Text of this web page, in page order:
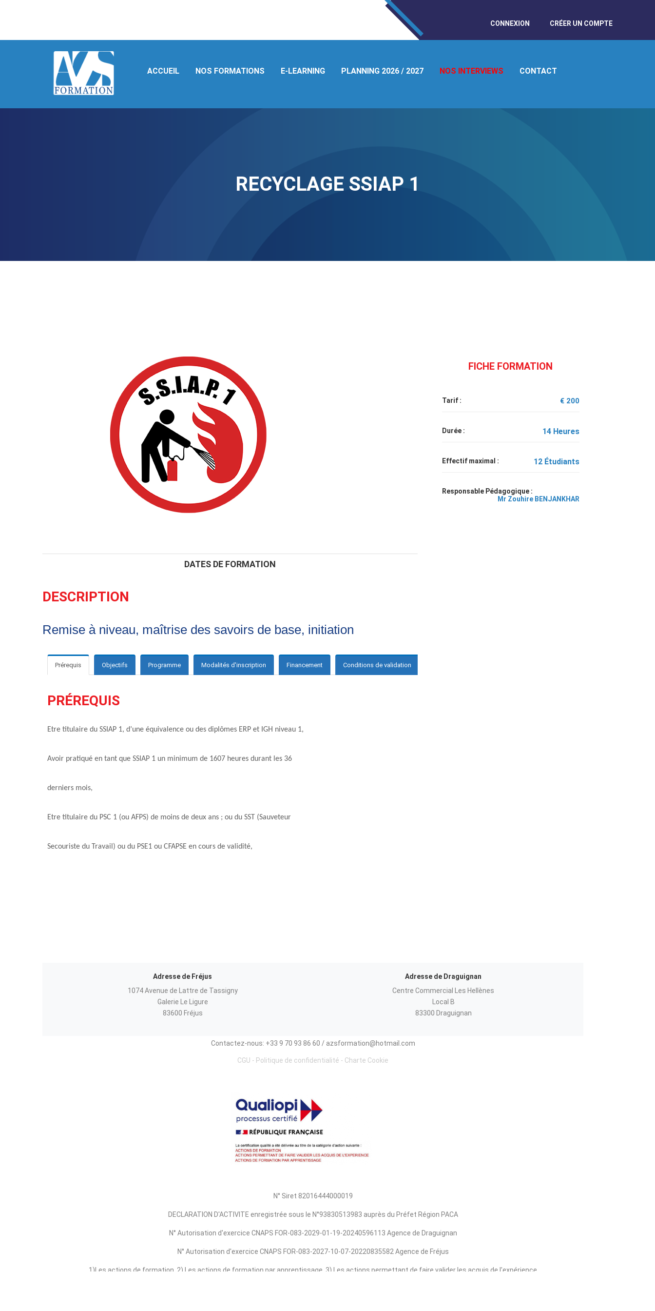
CONNEXION
CRÉER UN COMPTE
ACCUEIL NOS FORMATIONS E-LEARNING PLANNING 2026 / 2027 NOS INTERVIEWS CONTACT
RECYCLAGE SSIAP 1
DATES DE FORMATION
DESCRIPTION
Remise à niveau, maîtrise des savoirs de base, initiation
Prérequis Objectifs Programme Modalités d'inscription Financement Conditions de validation
PRÉREQUIS
Etre titulaire du SSIAP 1, d’une équivalence ou des diplômes ERP et IGH niveau 1,
Avoir pratiqué en tant que SSIAP 1 un minimum de 1607 heures durant les 36
derniers mois,
Etre titulaire du PSC 1 (ou AFPS) de moins de deux ans ; ou du SST (Sauveteur
Secouriste du Travail) ou du PSE1 ou CFAPSE en cours de validité,
FICHE FORMATION
Tarif : € 200
Durée : 14 Heures
Effectif maximal : 12 Étudiants
Responsable Pédagogique :
Mr Zouhire BENJANKHAR
Adresse de Fréjus
1074 Avenue de Lattre de Tassigny
Galerie Le Ligure
83600 Fréjus
Adresse de Draguignan
Centre Commercial Les Hellènes
Local B
83300 Draguignan
Contactez-nous: +33 9 70 93 86 60 / azsformation@hotmail.com
CGU - Politique de confidentialité - Charte Cookie
N° Siret 82016444000019
DECLARATION D'ACTIVITE enregistrée sous le N°93830513983 auprès du Préfet Région PACA
N° Autorisation d'exercice CNAPS FOR-083-2029-01-19-20240596113 Agence de Draguignan
N° Autorisation d'exercice CNAPS FOR-083-2027-10-07-20220835582 Agence de Fréjus
1)Les actions de formation, 2) Les actions de formation par apprentissage, 3) Les actions permettant de faire valider les acquis de l'expérience